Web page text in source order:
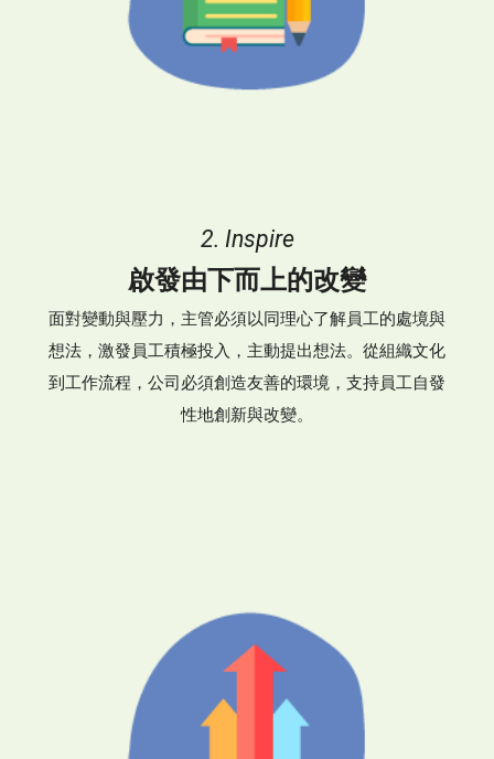
2. Inspire
啟發由下而上的改變
面對變動與壓力，主管必須以同理心了解員工的處境與
想法，激發員工積極投入，主動提出想法。從組織文化
到工作流程，公司必須創造友善的環境，支持員工自發
性地創新與改變。